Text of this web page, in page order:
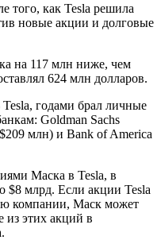
того, как Tesla решила
новые акции и долговые
на 117 млн ниже, чем
624 млн долларов.
годами брал личные
Goldman Sachs
млн) и Bank of America
Маска в Tesla, в
$8 млрд. Если акции Tesla
компании, Маск может
из этих акций в